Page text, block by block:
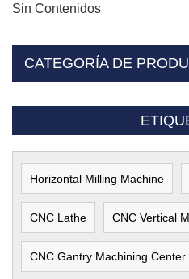
Sin Contenidos
CATEGORÍA DE
Horizontal Milling Machine
CNC Lathe CNC Vertical
CNC Gantry Machining Center